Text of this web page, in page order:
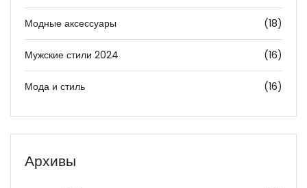
Модные аксессуары (18)
Мужские стили 2024 (16)
Мода и стиль (16)
Архивы